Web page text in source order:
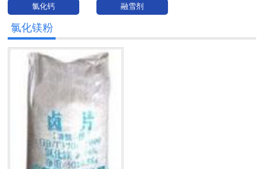
氯化钙 融雪剂
氯化镁粉